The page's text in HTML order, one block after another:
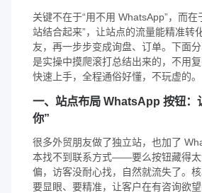
关键不在于“用不用 WhatsApp”，而在
站结合起来”，让站点的流量能精准转
友，再一步步变成询盘、订单。下面
是实操中摸爬滚打总结出来的，不用
快速上手，全程通俗好懂，不玩虚的。
一、站点布局 WhatsApp 按钮：
你”
很多外贸朋友做了独立站，也加了
本找不到联系方式——要么按钮藏得太
偏，访客没耐心找，自然就流失了。
要显眼、要精准，让客户在有咨询欲